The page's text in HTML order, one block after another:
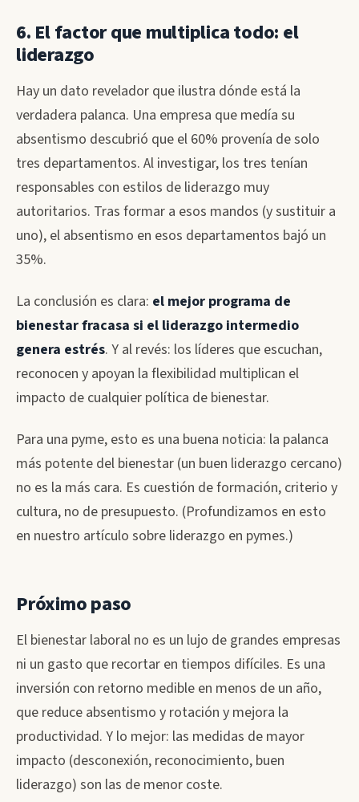
6. El factor que multiplica todo: el
liderazgo
Hay un dato revelador que ilustra dónde está la
verdadera palanca. Una empresa que medía su
absentismo descubrió que el 60% provenía de solo
tres departamentos. Al investigar, los tres tenían
responsables con estilos de liderazgo muy
autoritarios. Tras formar a esos mandos (y sustituir a
uno), el absentismo en esos departamentos bajó un
35%.
La conclusión es clara: el mejor programa de
bienestar fracasa si el liderazgo intermedio
genera estrés. Y al revés: los líderes que escuchan,
reconocen y apoyan la flexibilidad multiplican el
impacto de cualquier política de bienestar.
Para una pyme, esto es una buena noticia: la palanca
más potente del bienestar (un buen liderazgo cercano)
no es la más cara. Es cuestión de formación, criterio y
cultura, no de presupuesto. (Profundizamos en esto
en nuestro artículo sobre liderazgo en pymes.)
Próximo paso
El bienestar laboral no es un lujo de grandes empresas
ni un gasto que recortar en tiempos difíciles. Es una
inversión con retorno medible en menos de un año,
que reduce absentismo y rotación y mejora la
productividad. Y lo mejor: las medidas de mayor
impacto (desconexión, reconocimiento, buen
liderazgo) son las de menor coste.